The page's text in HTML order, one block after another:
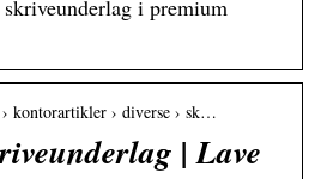
i premium
kontorartikler › diverse › sk…
| Lave